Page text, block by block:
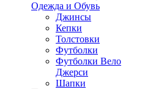
Одежда и Обувь
Джинсы
Кепки
Толстовки
Футболки
Футболки Вело
Джерси
Шапки